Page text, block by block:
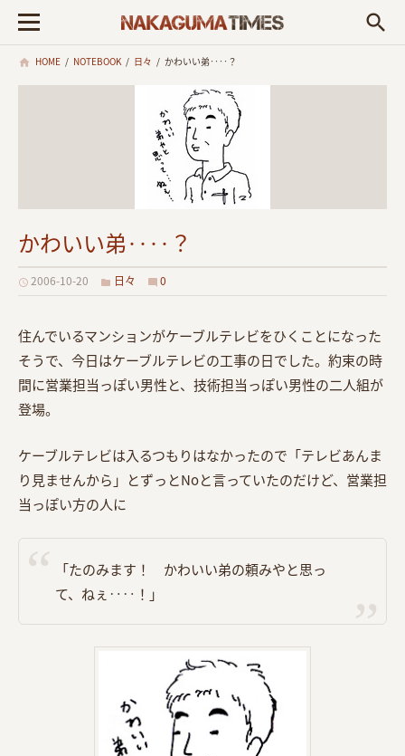
search
HOME / NOTEBOOK / 日々 / かわいい弟‥‥？
かわいい弟‥‥？
2006-10-20 日々 0
住んでいるマンションがケーブルテレビをひくことになった
そうで、今日はケーブルテレビの工事の日でした。約束の時
間に営業担当っぽい男性と、技術担当っぽい男性の二人組が
登場。
ケーブルテレビは入るつもりはなかったので「テレビあんま
り見ませんから」とずっとNoと言っていたのだけど、営業担
当っぽい方の人に
「たのみます！ かわいい弟の頼みやと思っ
て、ねぇ‥‥！」